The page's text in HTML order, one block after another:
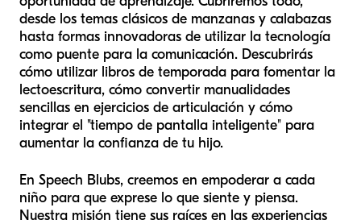
desde los temas clásicos de manzanas y calabazas
hasta formas innovadoras de utilizar la tecnología
como puente para la comunicación. Descubrirás
cómo utilizar libros de temporada para fomentar la
lectoescritura, cómo convertir manualidades
sencillas en ejercicios de articulación y cómo
integrar el "tiempo de pantalla inteligente" para
aumentar la confianza de tu hijo.
En Speech Blubs, creemos en empoderar a cada
niño para que exprese lo que siente y piensa.
Nuestra misión tiene sus raíces en las experiencias